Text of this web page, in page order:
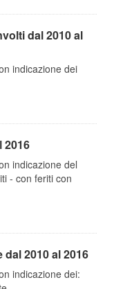
dal 2010 al
indicazione dei
2016
indicazione del
- con feriti con
2010 al 2016
indicazione dei: